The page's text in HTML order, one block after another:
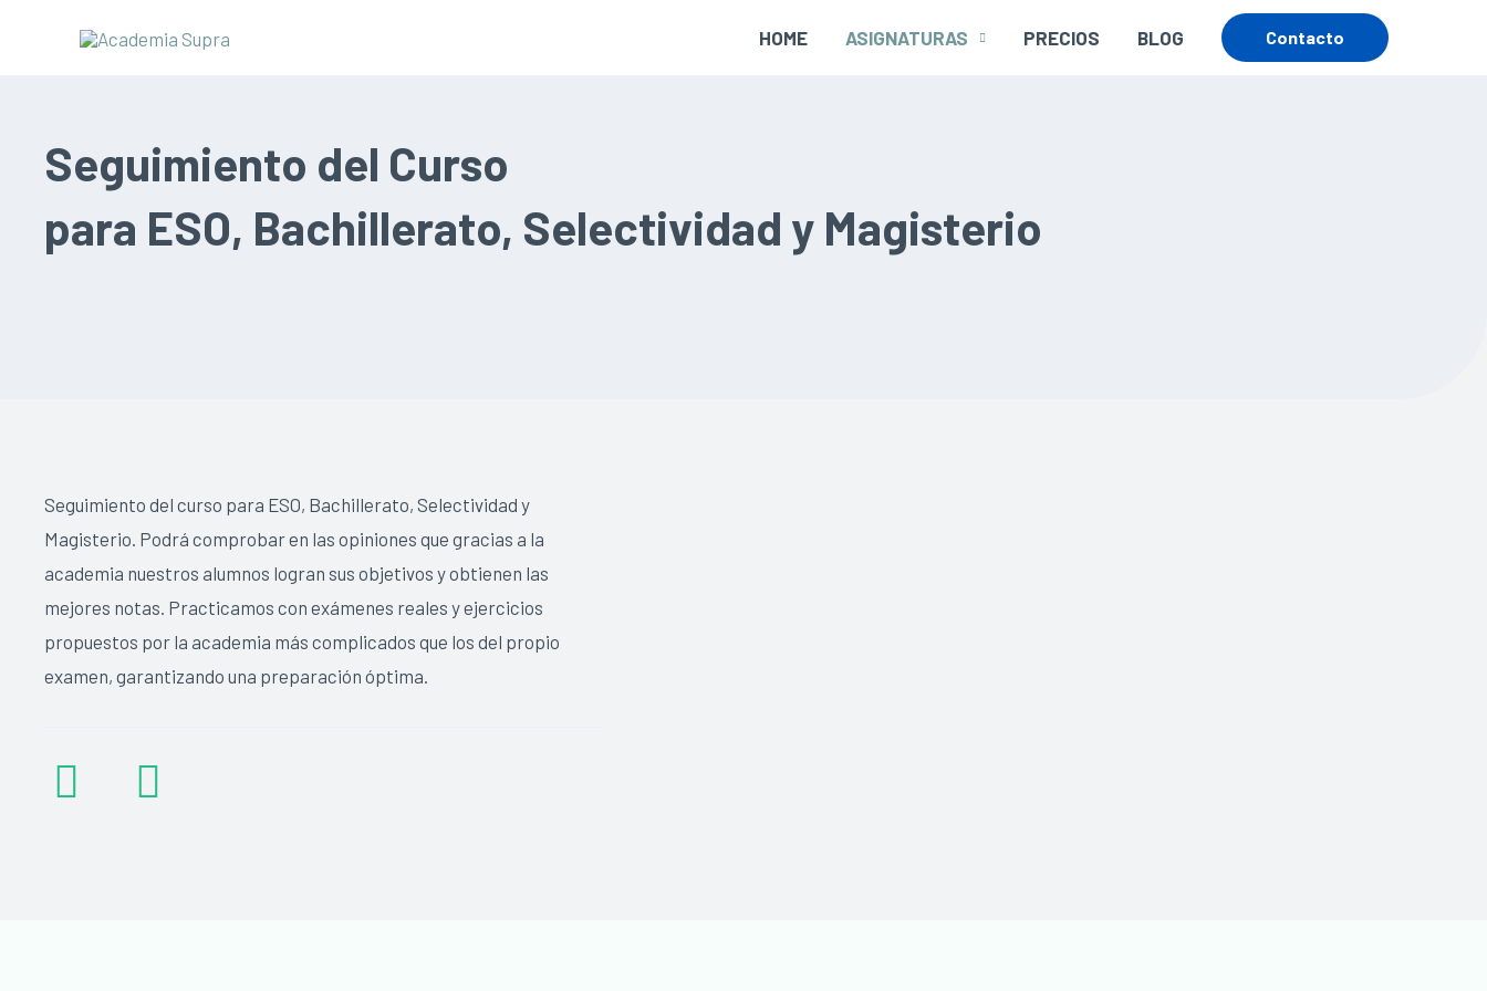
HOME ASIGNATURAS PRECIOS BLOG Contacto
Seguimiento del Curso
para ESO, Bachillerato, Selectividad y Magisterio
Seguimiento del curso para ESO, Bachillerato, Selectividad y
Magisterio. Podrá comprobar en las opiniones que gracias a la
academia nuestros alumnos logran sus objetivos y obtienen las
mejores notas. Practicamos con exámenes reales y ejercicios
propuestos por la academia más complicados que los del propio
examen, garantizando una preparación óptima.